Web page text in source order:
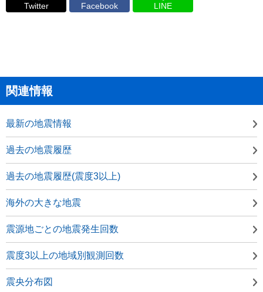
Twitter Facebook LINE
関連情報
最新の地震情報
過去の地震履歴
過去の地震履歴(震度3以上)
海外の大きな地震
震源地ごとの地震発生回数
震度3以上の地域別観測回数
震央分布図